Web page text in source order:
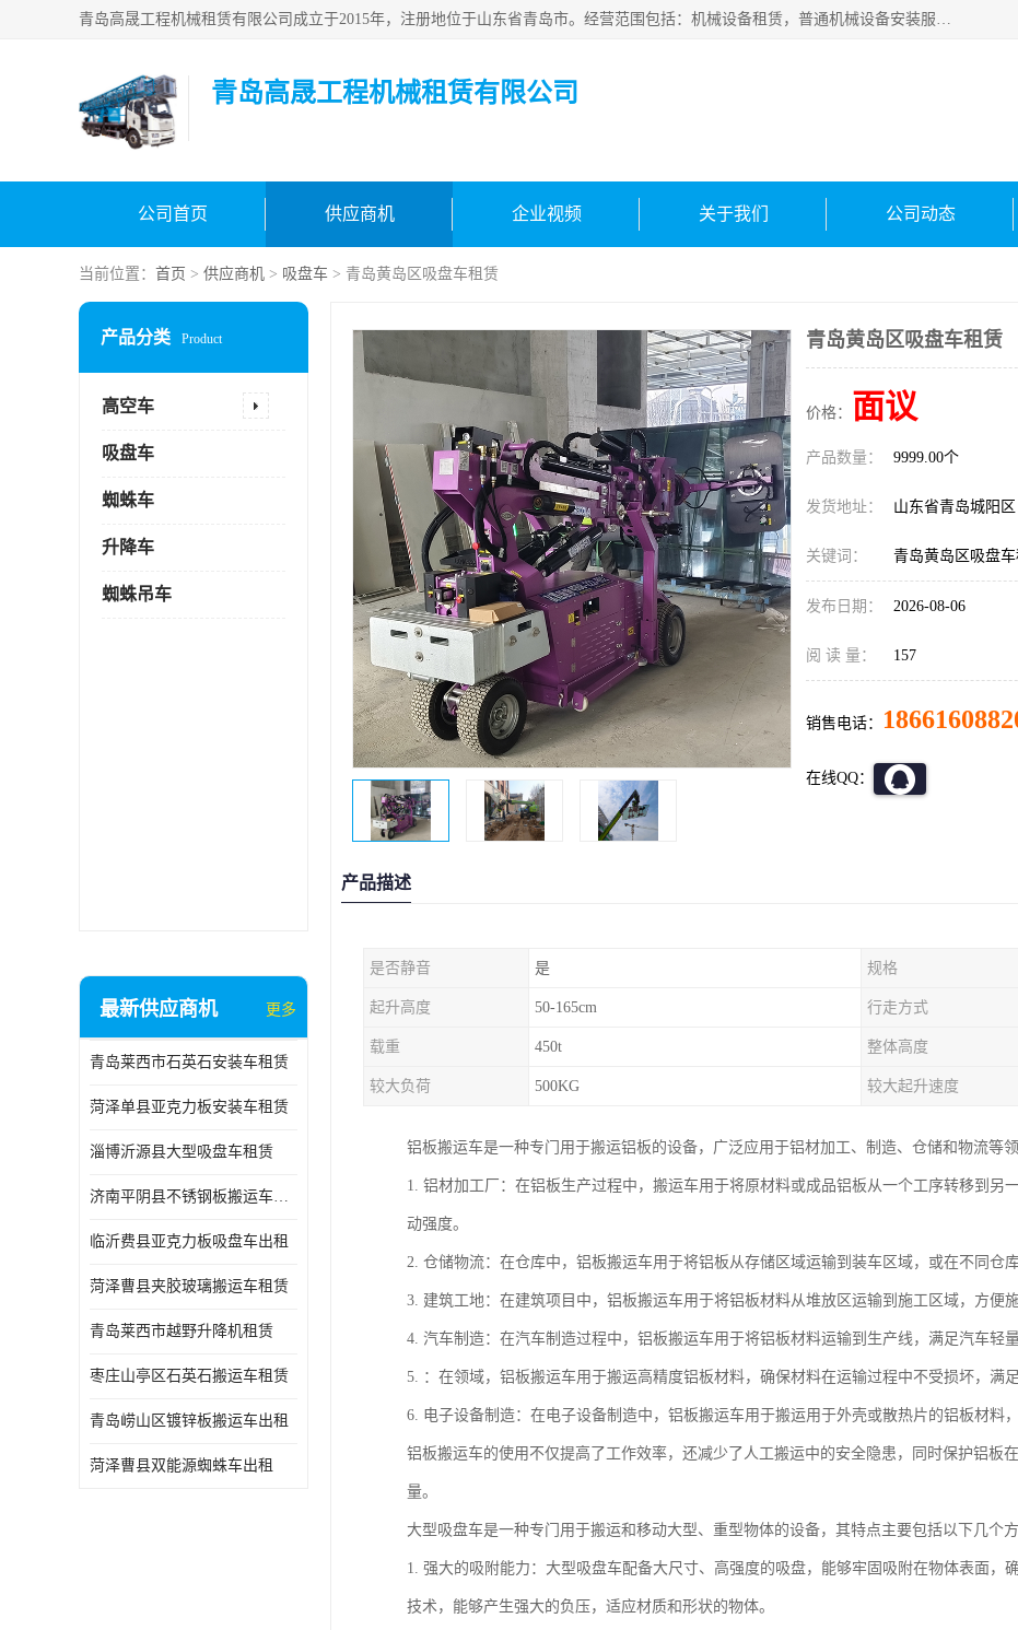
青岛高晟工程机械租赁有限公司成立于2015年，注册地位于山东省青岛市。经营范围包括：机械设备租赁，普通机械设备安装服务，电子、机械设备维护，专用设备修理，通用设备修理，机械设备销售，环境保护专用设备销售，建筑材料销售，专业保洁、清洗、消毒服务，劳动保护用品销售，信息技术咨询服务，汽车拖车、求援、清障服务，物业管理；工程管理服务，货物进出口，技术进出口，汽车销售，新能源汽车整车销售等。
青岛高晟工程机械租赁有限公司
公司首页 供应商机 企业视频 关于我们 公司动态
当前位置： 首页 > 供应商机 > 吸盘车 > 青岛黄岛区吸盘车租赁
产品分类 Product
高空车
吸盘车
蜘蛛车
升降车
蜘蛛吊车
最新供应商机 更多
青岛莱西市石英石安装车租赁
菏泽单县亚克力板安装车租赁
淄博沂源县大型吸盘车租赁
济南平阴县不锈钢板搬运车出租
临沂费县亚克力板吸盘车出租
菏泽曹县夹胶玻璃搬运车租赁
青岛莱西市越野升降机租赁
枣庄山亭区石英石搬运车租赁
青岛崂山区镀锌板搬运车出租
菏泽曹县双能源蜘蛛车出租
青岛黄岛区吸盘车租赁
价格： 面议
产品数量： 9999.00个
发货地址： 山东省青岛城阳区
关键词： 青岛黄岛区吸盘
发布日期： 2026-08-06
阅 读 量： 157
销售电话：
在线QQ：
产品描述
是否静音 是 规格
起升高度 50-165cm 行走方式
载重 450t 整体高度
较大负荷 500KG 较大起升速度
铝板搬运车是一种专门用于搬运铝板的设备，广泛应用于铝材加工、制造、仓储和物流等
1. 铝材加工厂：在铝板生产过程中，搬运车用于将原材料或成品铝板从一个工序转移到另
动强度。
2. 仓储物流：在仓库中，铝板搬运车用于将铝板从存储区域运输到装车区域，或在不同仓
3. 建筑工地：在建筑项目中，铝板搬运车用于将铝板材料从堆放区运输到施工区域，方便
4. 汽车制造：在汽车制造过程中，铝板搬运车用于将铝板材料运输到生产线，满足汽车轻
5. ：在领域，铝板搬运车用于搬运高精度铝板材料，确保材料在运输过程中不受损坏，满
6. 电子设备制造：在电子设备制造中，铝板搬运车用于搬运用于外壳或散热片的铝板材料
铝板搬运车的使用不仅提高了工作效率，还减少了人工搬运中的安全隐患，同时保护铝板
量。
大型吸盘车是一种专门用于搬运和移动大型、重型物体的设备，其特点主要包括以下几个方
1. 强大的吸附能力：大型吸盘车配备大尺寸、高强度的吸盘，能够牢固吸附在物体表面，
技术，能够产生强大的负压，适应材质和形状的物体。